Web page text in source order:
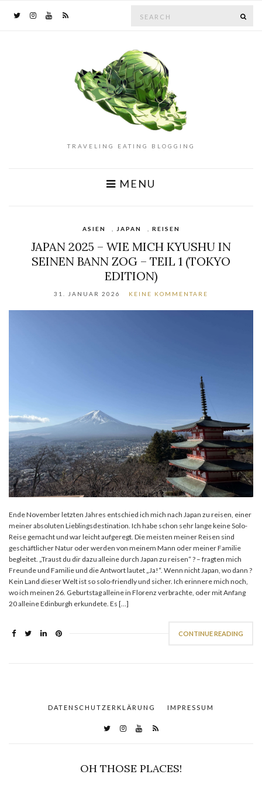
for:
TRAVELING EATING BLOGGING
MENU
ASIEN JAPAN REISEN
JAPAN 2025 – WIE MICH KYUSHU IN
SEINEN BANN ZOG – TEIL 1 (TOKYO
EDITION)
31. JANUAR 2026 KEINE KOMMENTARE
Ende November letzten Jahres entschied ich mich nach Japan zu reisen, einer
meiner absoluten Lieblingsdestination. Ich habe schon sehr lange keine Solo-
Reise gemacht und war leicht aufgeregt. Die meisten meiner Reisen sind
geschäftlicher Natur oder werden von meinem Mann oder meiner Familie
begleitet. „Traust du dir dazu alleine durch Japan zu reisen“ ? – fragten mich
Freunde und Familie und die Antwort lautet „Ja!“. Wenn nicht Japan, wo dann ?
Kein Land dieser Welt ist so solo-friendly und sicher. Ich erinnere mich noch,
wo ich meinen 26. Geburtstag alleine in Florenz verbrachte, oder mit Anfang
20 alleine Edinburgh erkundete. Es […]
CONTINUE READING
DATENSCHUTZERKLÄRUNG IMPRESSUM
OH THOSE PLACES!